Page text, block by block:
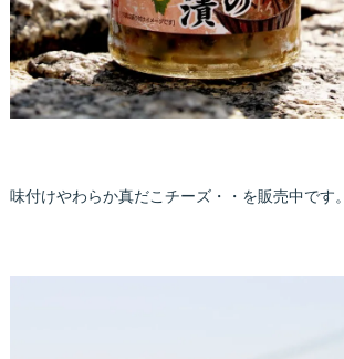
味付けやわらか真だこチーズ・・を販売中です。